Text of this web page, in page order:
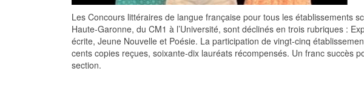
Les Concours littéraires de langue française pour tous les établissements
Haute-Garonne, du CM1 à l’Université, sont déclinés en trois rubriques :
écrite, Jeune Nouvelle et Poésie. La participation de vingt-cinq
cents copies reçues, soixante-dix lauréats récompensés. Un franc succès
section.